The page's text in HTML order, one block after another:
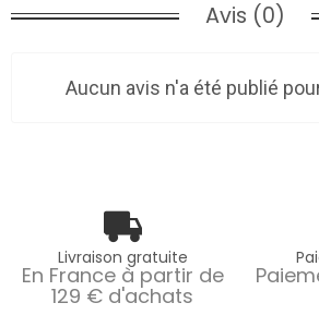
Avis (0)
Aucun avis n'a été publié
Livraison gratuite
En France à partir de
129 € d'achats